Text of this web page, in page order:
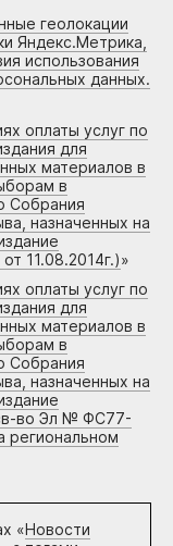
геолокации
Яндекс.Метрика,
использования
данных.
оплаты услуг по
для
материалов в
в
Собрания
назначенных на
11.08.2014г.)»
оплаты услуг по
для
материалов в
в
Собрания
назначенных на
во Эл № ФС77-
региональном
«Новости